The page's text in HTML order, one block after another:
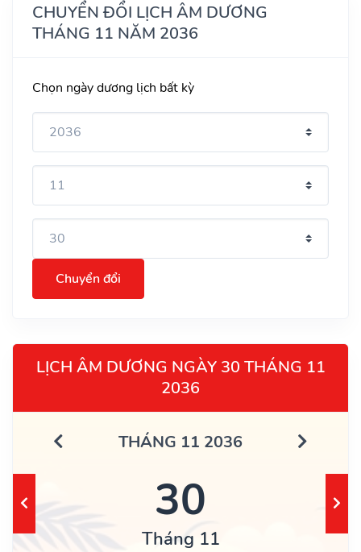
CHUYỂN ĐỔI LỊCH ÂM DƯƠNG
THÁNG 11 NĂM 2036
Chọn ngày dương lịch bất kỳ
Chuyển đổi
LỊCH ÂM DƯƠNG NGÀY 30 THÁNG 11
2036
THÁNG 11 2036
30
Tháng 11